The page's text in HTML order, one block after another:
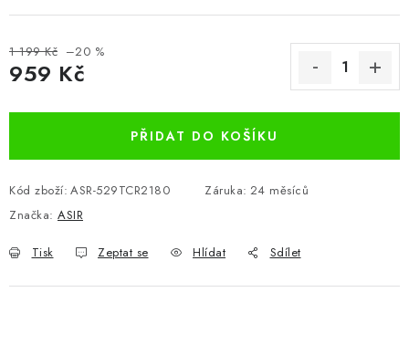
1 199 Kč –20 %
959 Kč
PŘIDAT DO KOŠÍKU
Kód zboží: ASR-529TCR2180 Záruka: 24 měsíců
Značka: ASIR
Tisk Zeptat se Hlídat Sdílet